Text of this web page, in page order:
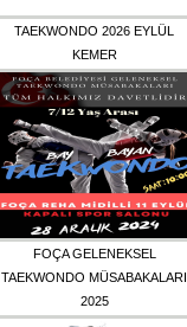
TAEKWONDO 2026 EYLÜL
KEMER
FOÇA GELENEKSEL
TAEKWONDO MÜSABAKALARI
2025